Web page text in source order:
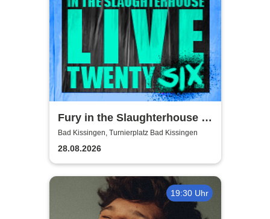
Fury in the Slaughterhouse -
Fury Live Twenty Six
Bad Kissingen, Turnierplatz Bad Kissingen
28.08.2026
19:30 Uhr